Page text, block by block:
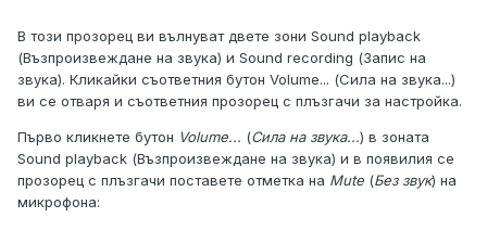
В този прозорец ви вълнуват двете зони Sound playback
(Възпроизвеждане на звука) и Sound recording (Запис на
звука). Кликайки съответния бутон Volume... (Сила на звука...)
ви се отваря и съответния прозорец с плъзгачи за настройка.
Първо кликнете бутон Volume... (Сила на звука...) в зоната
Sound playback (Възпроизвеждане на звука) и в появилия се
прозорец с плъзгачи поставете отметка на Mute (Без звук) на
микрофона: